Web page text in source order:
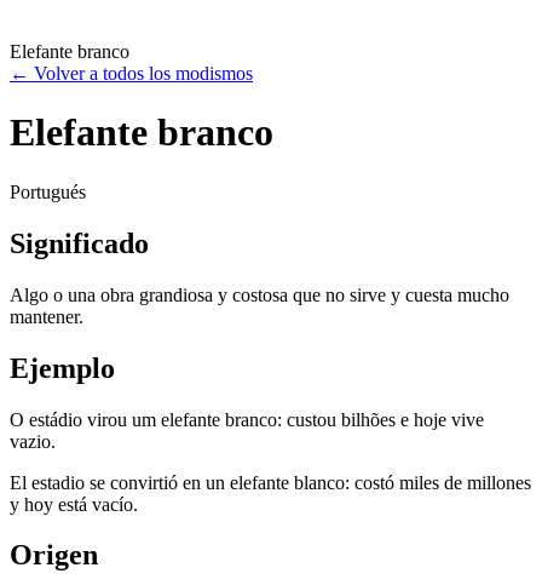
Elefante branco
← Volver a todos los modismos
Elefante branco
Portugués
Significado
Algo o una obra grandiosa y costosa que no sirve y cuesta mucho
mantener.
Ejemplo
O estádio virou um elefante branco: custou bilhões e hoje vive
vazio.
El estadio se convirtió en un elefante blanco: costó miles de millones
y hoy está vacío.
Origen